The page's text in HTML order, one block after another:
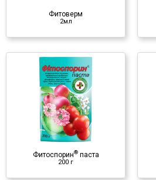
Фитоверм
2мл
Фитоспорин®паста
200 г
Тіон®
1 л
Растекатель-прилипатель
♦ органические ПАВ
♦ модифицированный
силоксан